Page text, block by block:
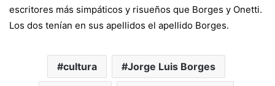
escritores más simpáticos y risueños que Borges y Onetti.
Los dos tenían en sus apellidos el apellido Borges.
cultura Jorge Luis Borges